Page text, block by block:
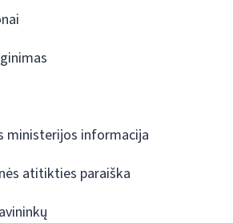
ministerijos informacija
atitikties paraiška